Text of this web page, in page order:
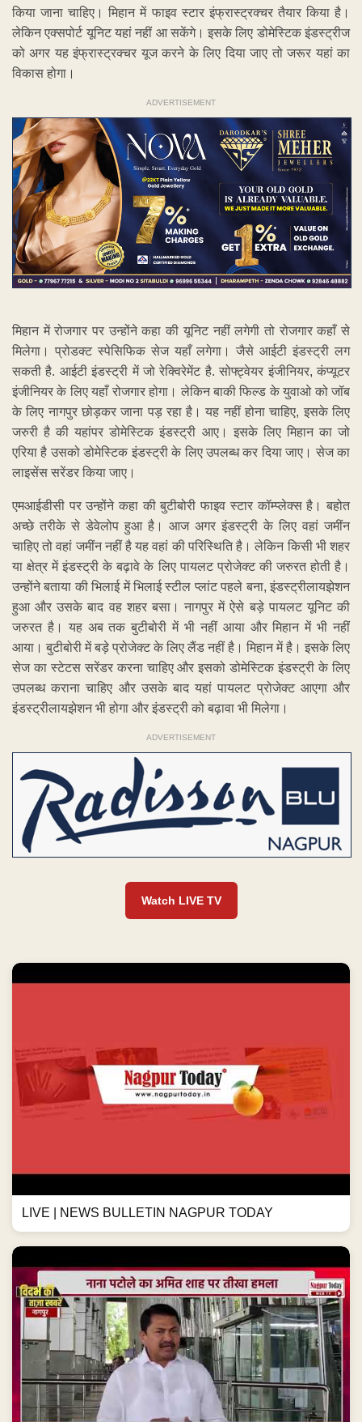
किया जाना चाहिए। मिहान में फाइव स्टार इंफ्रास्ट्रक्चर तैयार किया है।
लेकिन एक्सपोर्ट यूनिट यहां नहीं आ सकेंगे। इसके लिए डोमेस्टिक इंडस्ट्रीज
को अगर यह इंफ्रास्ट्रक्चर यूज करने के लिए दिया जाए तो जरूर यहां का
विकास होगा।
ADVERTISEMENT
मिहान में रोजगार पर उन्होंने कहा की यूनिट नहीं लगेगी तो रोजगार कहाँ से
मिलेगा। प्रोडक्ट स्पेसिफिक सेज यहाँ लगेगा। जैसे आईटी इंडस्ट्री लग
सकती है. आईटी इंडस्ट्री में जो रेक्विरेमेंट है. सोफ्ट्वेयर इंजीनियर, कंप्यूटर
इंजीनियर के लिए यहाँ रोजगार होगा। लेकिन बाकी फिल्ड के युवाओ को जॉब
के लिए नागपुर छोड़कर जाना पड़ रहा है। यह नहीं होना चाहिए, इसके लिए
जरुरी है की यहांपर डोमेस्टिक इंडस्ट्री आए। इसके लिए मिहान का जो
एरिया है उसको डोमेस्टिक इंडस्ट्री के लिए उपलब्ध कर दिया जाए। सेज का
लाइसेंस सरेंडर किया जाए।
एमआईडीसी पर उन्होंने कहा की बुटीबोरी फाइव स्टार कॉम्प्लेक्स है। बहोत
अच्छे तरीके से डेवेलोप हुआ है। आज अगर इंडस्ट्री के लिए वहां जमींन
चाहिए तो वहां जमींन नहीं है यह वहां की परिस्थिति है। लेकिन किसी भी शहर
या क्षेत्र में इंडस्ट्री के बढ़ावे के लिए पायलट प्रोजेक्ट की जरुरत होती है।
उन्होंने बताया की भिलाई में भिलाई स्टील प्लांट पहले बना, इंडस्ट्रीलायझेशन
हुआ और उसके बाद वह शहर बसा। नागपुर में ऐसे बड़े पायलट यूनिट की
जरुरत है। यह अब तक बुटीबोरी में भी नहीं आया और मिहान में भी नहीं
आया। बुटीबोरी में बड़े प्रोजेक्ट के लिए लैंड नहीं है। मिहान में है। इसके लिए
सेज का स्टेटस सरेंडर करना चाहिए और इसको डोमेस्टिक इंडस्ट्री के लिए
उपलब्ध कराना चाहिए और उसके बाद यहां पायलट प्रोजेक्ट आएगा और
इंडस्ट्रीलायझेशन भी होगा और इंडस्ट्री को बढ़ावा भी मिलेगा।
ADVERTISEMENT
Watch LIVE TV
LIVE | NEWS BULLETIN NAGPUR TODAY